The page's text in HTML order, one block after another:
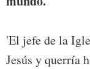
'El jefe de la
Jesús y querría